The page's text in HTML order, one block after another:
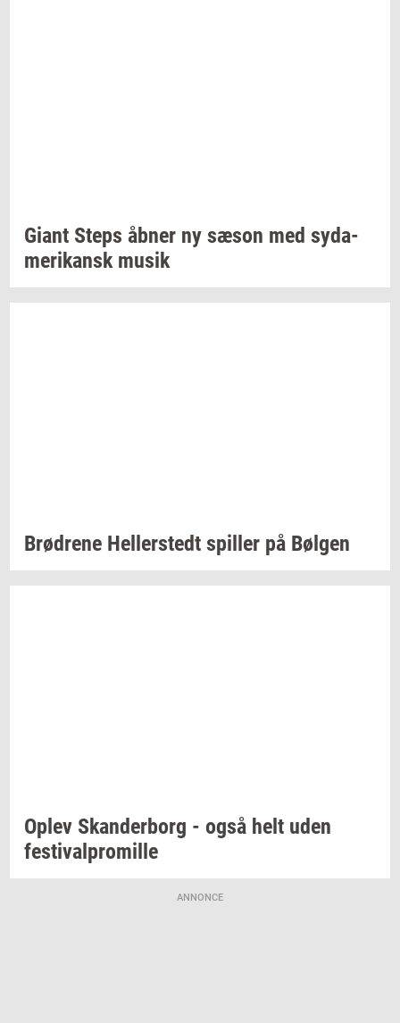
Giant Steps åbner ny sæson med sy­da­
me­ri­kanskmusik
Brød­re­ne Hel­ler­stedt spil­ler på Bøl­gen
Oplev Skan­der­borg - også helt uden
festi­val­pro­mil­le
ANNONCE